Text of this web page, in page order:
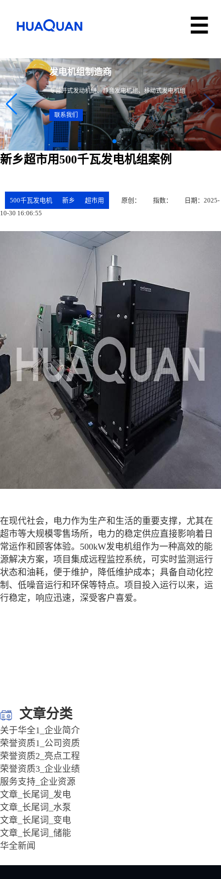
发电机组制造商
专营开式发动机组、静音发电机组、移动式发电机组
联系我们
新乡超市用500千瓦发电机组案例
500千瓦发电机 新乡 超市用 原创： 指数：
日期：2025-
10-30 16:06:55
在现代社会，电力作为生产和生活的重要支撑，尤其在
超市等大规模零售场所，电力的稳定供应直接影响着日
常运作和顾客体验。500kW发电机组作为一种高效的能
源解决方案，项目集成远程监控系统，可实时监测运行
状态和油耗，便于维护，降低维护成本；具备自动化控
制、低噪音运行和环保等特点。项目投入运行以来，运
行稳定，响应迅速，深受客户喜爱。
文章分类
关于华全1_企业简介
荣誉资质1_公司资质
荣誉资质2_亮点工程
荣誉资质3_企业业绩
服务支持_企业资源
文章_长尾词_发电
文章_长尾词_水泵
文章_长尾词_变电
文章_长尾词_储能
华全新闻